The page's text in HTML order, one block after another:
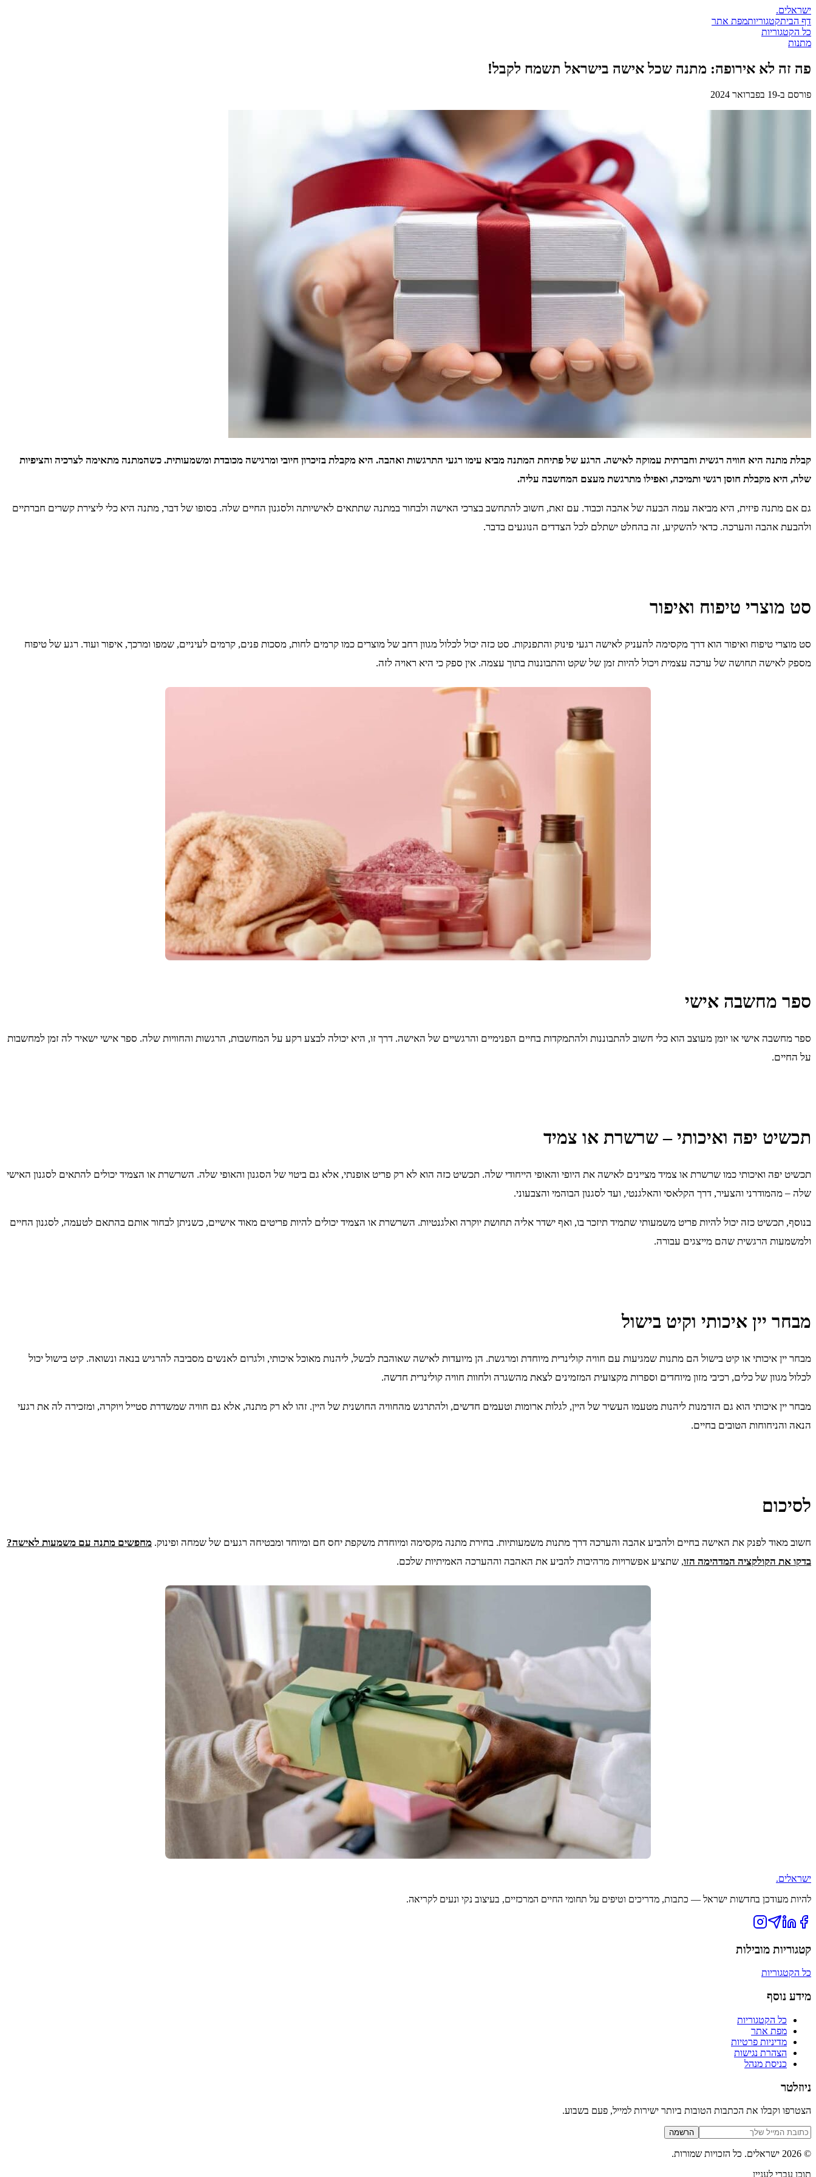
ישראלים.
דף הביתקטגוריותמפת אתר
כל הקטגוריות
מתנות
פה זה לא אירופה: מתנה שכל אישה בישראל תשמח לקבל!
פורסם ב-19 בפברואר 2024
קבלת מתנה היא חוויה רגשית וחברתית עמוקה לאישה. הרגע של פתיחת המתנה מביא עימו רגעי התרגשות ואהבה. היא מקבלת בזיכרון חיובי ומרגישה מכובדת ומשמעותית. כשהמתנה מתאימה לצרכיה והציפיות
שלה, היא מקבלת חוסן רגשי ותמיכה, ואפילו מתרגשת מעצם המחשבה עליה.
גם אם מתנה פיזית, היא מביאה עמה הבעה של אהבה וכבוד. עם זאת, חשוב להתחשב בצרכי האישה ולבחור במתנה שתתאים לאישיותה ולסגנון החיים שלה. בסופו של דבר, מתנה היא כלי ליצירת קשרים חברתיים
ולהבעת אהבה והערכה. כדאי להשקיע, זה בהחלט ישתלם לכל הצדדים הנוגעים בדבר.
סט מוצרי טיפוח ואיפור
סט מוצרי טיפוח ואיפור הוא דרך מקסימה להעניק לאישה רגעי פינוק והתפנקות. סט כזה יכול לכלול מגוון רחב של מוצרים כמו קרמים לחות, מסכות פנים, קרמים לעיניים, שמפו ומרכך, איפור ועוד. רגע של טיפוח
מספק לאישה תחושה של ערכה עצמית ויכול להיות זמן של שקט והתבוננות בתוך עצמה. אין ספק כי היא ראויה לזה.
ספר מחשבה אישי
ספר מחשבה אישי או יומן מעוצב הוא כלי חשוב להתבוננות ולהתמקדות בחיים הפנימיים והרגשיים של האישה. דרך זו, היא יכולה לבצע רקע על המחשבות, הרגשות והחוויות שלה. ספר אישי ישאיר לה זמן למחשבות
על החיים.
תכשיט יפה ואיכותי – שרשרת או צמיד
תכשיט יפה ואיכותי כמו שרשרת או צמיד מציינים לאישה את היופי והאופי הייחודי שלה. תכשיט כזה הוא לא רק פריט אופנתי, אלא גם ביטוי של הסגנון והאופי שלה. השרשרת או הצמיד יכולים להתאים לסגנון האישי
שלה – מהמודרני והצעיר, דרך הקלאסי והאלגנטי, ועד לסגנון הבוהמי והצבעוני.
בנוסף, תכשיט כזה יכול להיות פריט משמעותי שתמיד תיזכר בו, ואף ישדר אליה תחושת יוקרה ואלגנטיות. השרשרת או הצמיד יכולים להיות פריטים מאוד אישיים, כשניתן לבחור אותם בהתאם לטעמה, לסגנון החיים
ולמשמעות הרגשית שהם מייצגים עבורה.
מבחר יין איכותי וקיט בישול
מבחר יין איכותי או קיט בישול הם מתנות שמגיעות עם חוויה קולינרית מיוחדת ומרגשת. הן מיועדות לאישה שאוהבת לבשל, ליהנות מאוכל איכותי, ולגרום לאנשים מסביבה להרגיש בנאה ונשואה. קיט בישול יכול
לכלול מגוון של כלים, רכיבי מזון מיוחדים וספרות מקצועית המזמינים לצאת מהשגרה ולחוות חוויה קולינרית חדשה.
מבחר יין איכותי הוא גם הזדמנות ליהנות מטעמו העשיר של היין, לגלות ארומות וטעמים חדשים, ולהתרגש מהחוויה החושנית של היין. זהו לא רק מתנה, אלא גם חוויה שמשדרת סטייל ויוקרה, ומזכירה לה את רגעי
הנאה והניחוחות הטובים בחיים.
לסיכום
חשוב מאוד לפנק את האישה בחיים ולהביע אהבה והערכה דרך מתנות משמעותיות. בחירת מתנה מקסימה ומיוחדת משקפת יחס חם ומיוחד ומבטיחה רגעים של שמחה ופינוק. מחפשים מתנה עם משמעות לאישה?
בדקו את הקולקציה המדהימה הזו, שתציע אפשרויות מרהיבות להביע את האהבה וההערכה האמיתיות שלכם.
ישראלים.
להיות מעודכן בחדשות ישראל — כתבות, מדריכים וטיפים על תחומי החיים המרכזיים, בעיצוב נקי ונעים לקריאה.
קטגוריות מובילות
כל הקטגוריות
מידע נוסף
כל הקטגוריות
מפת אתר
מדיניות פרטיות
הצהרת נגישות
כניסת מנהל
ניוזלטר
הצטרפו וקבלו את הכתבות הטובות ביותר ישירות למייל, פעם בשבוע.
הרשמה
©
2026 ישראלים. כל הזכויות שמורות.
תוכן עברי לעניין